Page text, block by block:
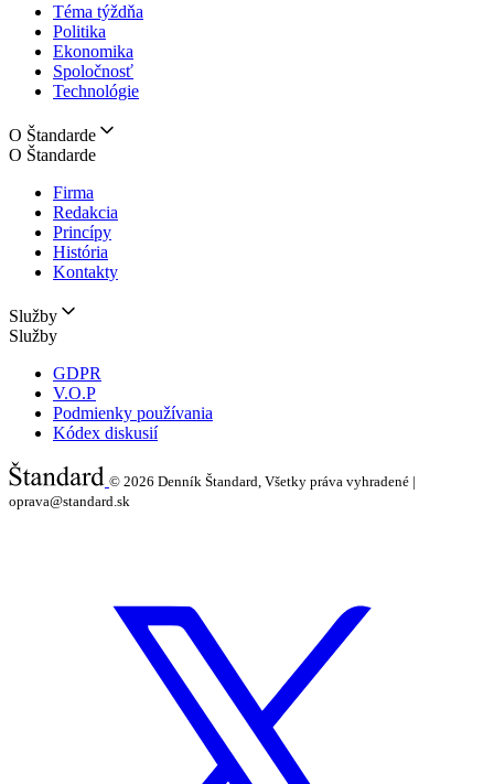
Téma týždňa
Politika
Ekonomika
Spoločnosť
Technológie
O Štandarde
O Štandarde
Firma
Redakcia
Princípy
História
Kontakty
Služby
Služby
GDPR
V.O.P
Podmienky používania
Kódex diskusií
© 2026 Denník Štandard, Všetky práva vyhradené |
oprava@standard.sk